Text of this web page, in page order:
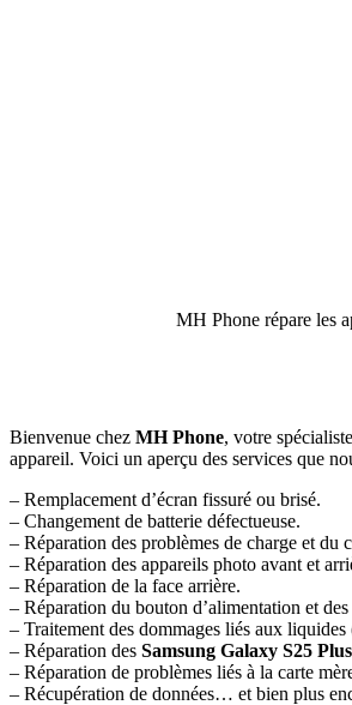
MH Phone répare les
Bienvenue chez MH Phone, votre
appareil. Voici un aperçu des services que
– Remplacement d’écran fissuré ou brisé.
– Changement de batterie défectueuse.
– Réparation des problèmes de charge et du
– Réparation des appareils photo avant et
– Réparation de la face arrière.
– Réparation du bouton d’alimentation et
– Traitement des dommages liés aux
– Réparation des Samsung Galaxy S25 Plus
– Réparation de problèmes liés à la carte
– Récupération de données… et bien plus